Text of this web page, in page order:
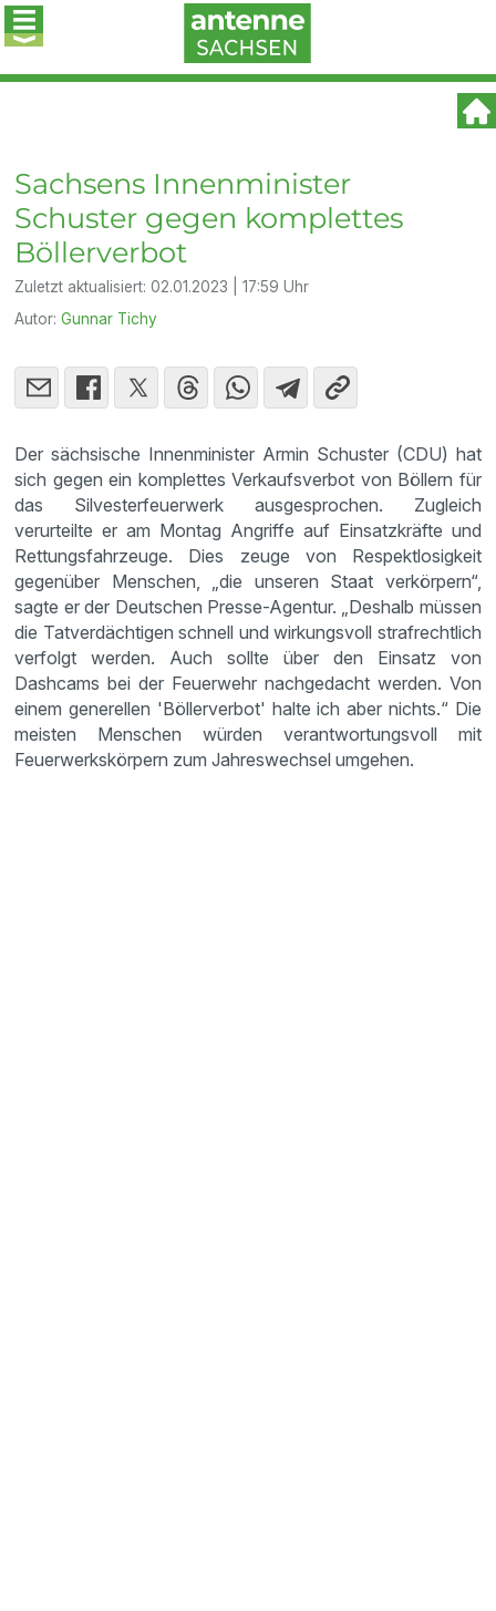
Sachsens Innenminister
Schuster gegen komplettes
Böllerverbot
Zuletzt aktualisiert:02.01.2023 | 17:59 Uhr
Autor:Gunnar Tichy
Der sächsische Innenminister Armin Schuster (CDU) hat
sich gegen ein komplettes Verkaufsverbot von Böllern für
das Silvesterfeuerwerk ausgesprochen. Zugleich
verurteilte er am Montag Angriffe auf Einsatzkräfte und
Rettungsfahrzeuge. Dies zeuge von Respektlosigkeit
gegenüber Menschen, „die unseren Staat verkörpern“,
sagte er der Deutschen Presse-Agentur. „Deshalb müssen
die Tatverdächtigen schnell und wirkungsvoll strafrechtlich
verfolgt werden. Auch sollte über den Einsatz von
Dashcams bei der Feuerwehr nachgedacht werden. Von
einem generellen 'Böllerverbot' halte ich aber nichts.“ Die
meisten Menschen würden verantwortungsvoll mit
Feuerwerkskörpern zum Jahreswechsel umgehen.